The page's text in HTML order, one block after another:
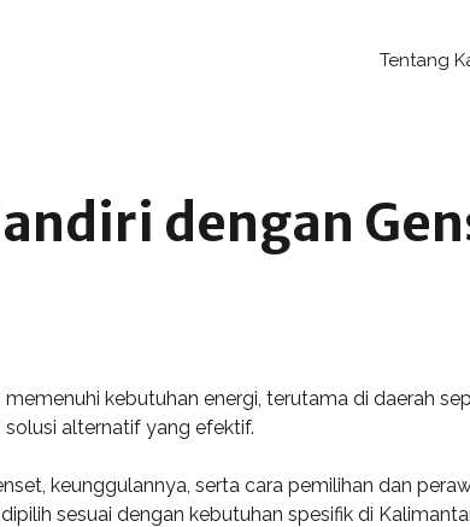
Tentang
dengan
kebutuhan energi, terutama di daerah
alternatif yang efektif.
keunggulannya, serta cara pemilihan dan
sesuai dengan kebutuhan spesifik di